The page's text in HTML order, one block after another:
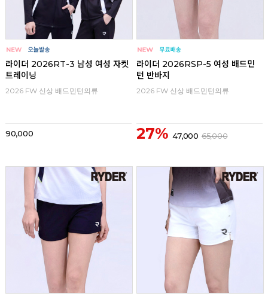
라이더 2026RT-3 남성 여성 자켓
트레이닝
2026 FW 신상 배드민턴의류
90,000
라이더 2026RSP-5 여성 배드민
턴 반바지
2026 FW 신상 배드민턴의류
27% 47,000 65,000